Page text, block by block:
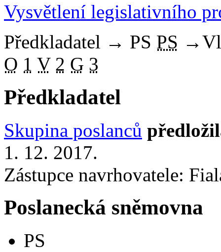
Vysvětlení legislativního
Předkladatel → PS PS →
O 1 V 2 G 3
Předkladatel
Skupina poslanců
1. 12. 2017.
Zástupce navrhovatele:
Poslanecká sněmovna
PS